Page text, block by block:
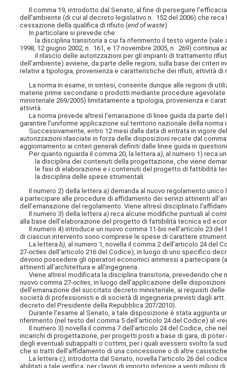
Il comma 19, introdotto dal Senato, al fine di perseguire
dell'ambiente (di cui al decreto legislativo n. 152 del 2006) che
cessazione della qualifica di rifiuto (end of waste).
In particolare si prevede che:
la disciplina transitoria a cui fa riferimento il testo vigente (vale
1998, 12 giugno 2002, n. 161, e 17 novembre 2005, n. 269)
il rilascio delle autorizzazioni per gli impianti di trattamento rifiuti
dell'ambiente) avviene, da parte delle regioni, sulla base dei criteri
relativi a tipologia, provenienza e caratteristiche dei rifiuti, attività
La norma in esame, in sintesi, consente dunque alle regioni di
materie prime secondarie o prodotti mediante procedure
ministeriale 269/2005) limitatamente a tipologia, provenienza e
attività.
La norma prevede altresì l'emanazione di linee guida da parte
garantire l'uniforme applicazione sul territorio nazionale della norma
Successivamente, entro 12 mesi dalla data di entrata in vigore
autorizzazioni rilasciate in forza delle disposizioni recate dal
aggiornamento ai criteri generali definiti dalle linee guida in
Per quanto riguarda il comma 20, la letteraa), al numero 1) reca
la disciplina dei contenuti della progettazione, che viene
le fasi di elaborazione e i contenuti del progetto di fattibilità
la disciplina delle spese strumentali.
Il numero 2) della letteraa) demanda al nuovo regolamento
a partecipare alle procedure di affidamento dei servizi attinenti
dell'emanazione del regolamento. Viene altresì disciplinato
Il numero 3) della letteraa) reca alcune modifiche puntuali al
alla base dell'elaborazione del progetto di fattibilità tecnica ed
Il numero 4) introduce un nuovo comma 11-bis nell'articolo 23 del
di ciascun intervento sono comprese le spese di carattere
La letterab), al numero 1, novella il comma 2 dell'articolo 24 del
27-octies dell'articolo 216 del Codice), in luogo di uno specifico
devono possedere gli operatori economici ammessi a partecipare
attinenti all'architettura e all'ingegneria.
Viene altresì modificata la disciplina transitoria, prevedendo che
nuovo comma 27-octies, in luogo dell'applicazione delle
dell'emanazione del succitato decreto ministeriale, ai requisiti
società di professionisti e di società di ingegneria previsti dagli
decreto del Presidente della Repubblica 207/2010).
Durante l'esame al Senato, a tale disposizione è stata aggiunta
riferimento (nel testo del comma 5 dell'articolo 24 del Codice) al
Il numero 3) novella il comma 7 dell'articolo 24 del Codice, che
incarichi di progettazione, per progetti posti a base di gara, di
degli eventuali subappalti o cottimi, per i quali avessero svolto la
che si tratti dell'affidamento di una concessione o di altre
La lettera c), introdotta dal Senato, novella l'articolo 26 del
abilitati a tale verifica, per i lavori di importo inferiore a venti milioni